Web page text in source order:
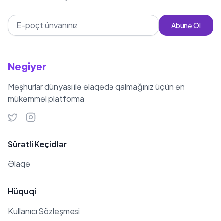
Abunə Ol
Negiyer
Məşhurlar dünyası ilə əlaqədə qalmağınız üçün ən
mükəmməl platforma
Sürətli Keçidlər
Əlaqə
Hüquqi
Kullanıcı Sözleşmesi